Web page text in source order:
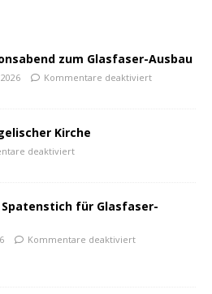
zum Glasfaser-Ausbau
Kommentare deaktiviert
Kirche
deaktiviert
für Glasfaser-
Kommentare deaktiviert